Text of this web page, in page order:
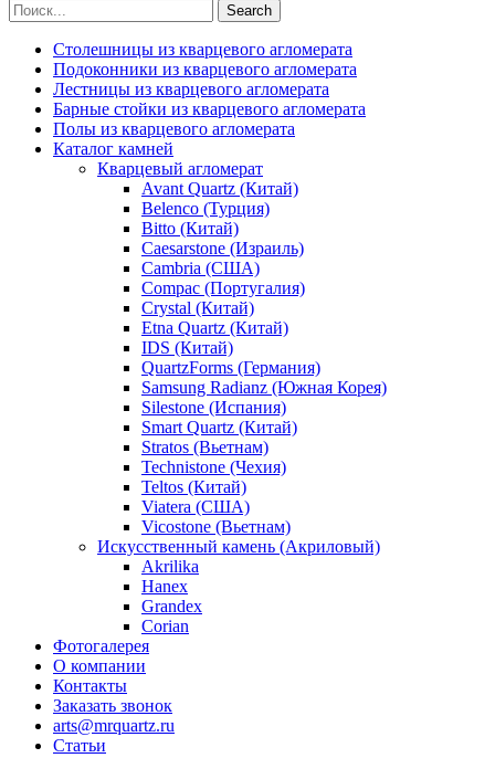
Search
Столешницы из кварцевого агломерата
Подоконники из кварцевого агломерата
Лестницы из кварцевого агломерата
Барные стойки из кварцевого агломерата
Полы из кварцевого агломерата
Каталог камней
Кварцевый агломерат
Avant Quartz (Китай)
Belenco (Турция)
Bitto (Китай)
Caesarstone (Израиль)
Cambria (США)
Compac (Португалия)
Crystal (Китай)
Etna Quartz (Китай)
IDS (Китай)
QuartzForms (Германия)
Samsung Radianz (Южная Корея)
Silestone (Испания)
Smart Quartz (Китай)
Stratos (Вьетнам)
Technistone (Чехия)
Teltos (Китай)
Viatera (США)
Vicostone (Вьетнам)
Искусственный камень (Акриловый)
Akrilika
Hanex
Grandex
Corian
Фотогалерея
О компании
Контакты
Заказать звонок
arts@mrquartz.ru
Статьи